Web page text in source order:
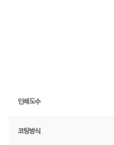
인쇄도수
코팅방식